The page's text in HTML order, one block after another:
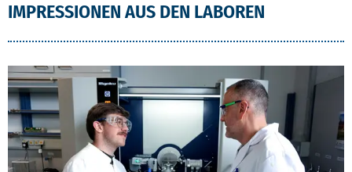
IMPRESSIONEN AUS DEN LABOREN